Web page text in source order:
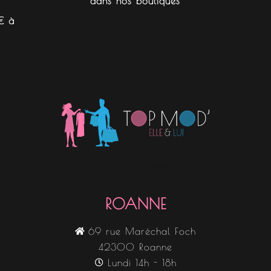
à
ROANNE
69 rue Maréchal Foch
42300 Roanne
Lundi 14h - 18h